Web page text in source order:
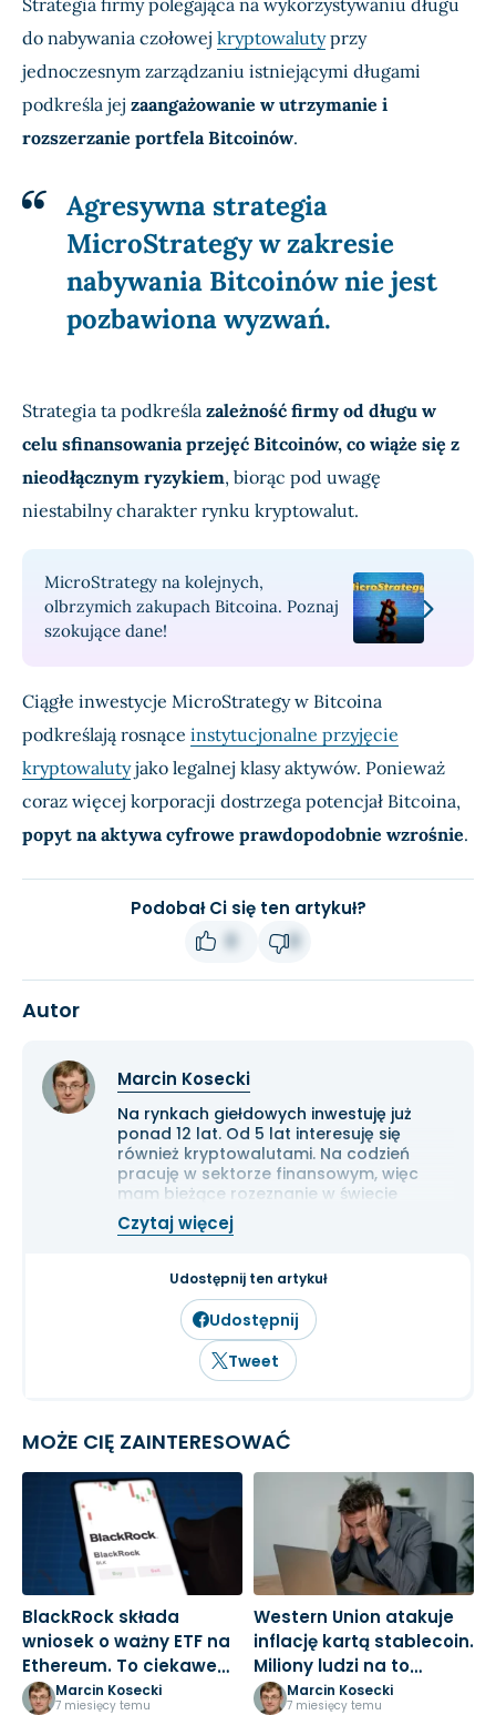
Strategia firmy polegająca na wykorzystywaniu długu
do nabywania czołowej kryptowalutyprzy
jednoczesnym zarządzaniu istniejącymi długami
podkreśla jej zaangażowanie w utrzymanie i
rozszerzanie portfela Bitcoinów.
Agresywna strategia
MicroStrategy w zakresie
nabywania Bitcoinów nie jest
pozbawiona wyzwań.
Strategia ta podkreśla zależność firmy od długu w
celu sfinansowania przejęć Bitcoinów, co wiąże się z
nieodłącznym ryzykiem, biorąc pod uwagę
niestabilny charakter rynku kryptowalut.
MicroStrategy na kolejnych,
olbrzymich zakupach Bitcoina. Poznaj
szokujące dane!
Ciągłe inwestycje MicroStrategy w Bitcoina
podkreślają rosnące instytucjonalne przyjęcie
kryptowalutyjako legalnej klasy aktywów. Ponieważ
coraz więcej korporacji dostrzega potencjał Bitcoina,
popyt na aktywa cyfrowe prawdopodobnie wzrośnie.
Podobał Ci się ten artykuł?
Autor
Marcin Kosecki
Na rynkach giełdowych inwestuję już
ponad 12 lat. Od 5 lat interesuję się
również kryptowalutami. Na codzień
pracuję w sektorze finansowym, więc
mam bieżące rozeznanie w świecie
gospodarki i ekonomii. Cenię przede
wszystkim solidną analizę
inwestowanie długoterminowe.
Czytaj więcej
Udostępnij ten artykuł
Udostępnij
Tweet
MOŻE CIĘ ZAINTERESOWAĆ
BlackRock składa
wniosek o ważny ETF na
Ethereum. To ciekawe
posunięcie
Marcin Kosecki
7 miesięcy temu
Western Union atakuje
inflację kartą stablecoin.
Miliony ludzi na to
czekałyMarcin Kosecki
7 miesięcy temu